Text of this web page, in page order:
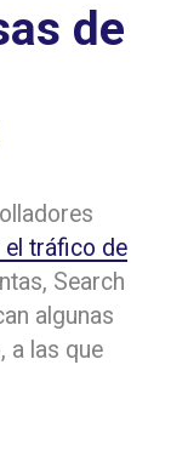
de
el tráfico de
Search
algunas
a las que